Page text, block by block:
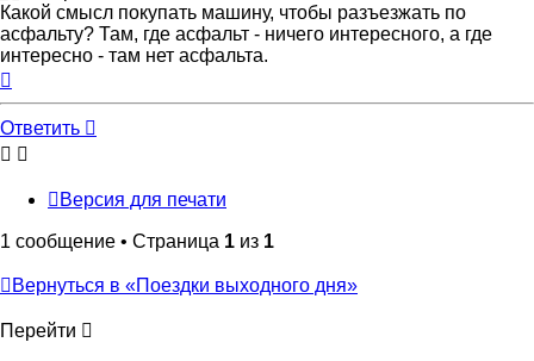
Какой смысл покупать машину, чтобы разъезжать по
асфальту? Там, где асфальт - ничего интересного, а где
интересно - там нет асфальта.
началу
Ответить
Версия для печати
1 сообщение • Страница 1 из 1
Вернуться в «Поездки выходного дня»
Перейти